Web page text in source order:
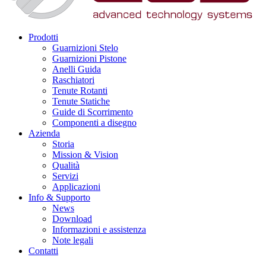
Prodotti
Guarnizioni Stelo
Guarnizioni Pistone
Anelli Guida
Raschiatori
Tenute Rotanti
Tenute Statiche
Guide di Scorrimento
Componenti a disegno
Azienda
Storia
Mission & Vision
Qualità
Servizi
Applicazioni
Info & Supporto
News
Download
Informazioni e assistenza
Note legali
Contatti